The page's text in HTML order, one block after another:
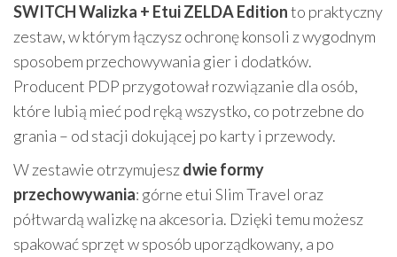
SWITCH Walizka + Etui ZELDA Editionto praktyczny
zestaw, w którym łączysz ochronę konsoli z wygodnym
sposobem przechowywania gier i dodatków.
Producent PDP przygotował rozwiązanie dla osób,
które lubią mieć pod ręką wszystko, co potrzebne do
grania – od stacji dokującej po karty i przewody.
W zestawie otrzymujeszdwie formy
przechowywania: górne etui Slim Travel oraz
półtwardą walizkę na akcesoria. Dzięki temu możesz
spakować sprzęt w sposób uporządkowany, a po